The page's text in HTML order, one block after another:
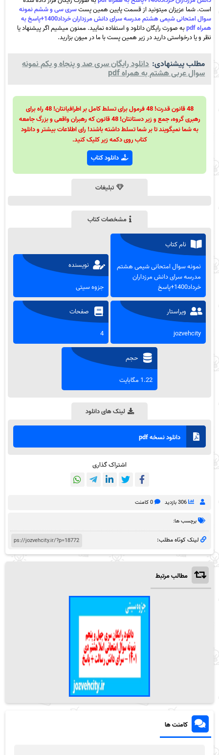
است. شما عزیزان میتونید از قسمت پایین همین پستسری سی و ششم نمونه
سوال امتحانی شیمی هشتم مدرسه سرای دانش مرزداران خرداد1400+پاسخ به
همراه pdf
به صورت رایگان دانلود و استفاده نمایید. ممنون میشیم اگر پیشنهاد یا
نظر و یا درخواستی دارید در زیر همین پست با ما در میون بزارید.
مطلب پیشنهادی: دانلود رایگان سری صد و پنجاه و یکم نمونه
سوال عربی هشتم به همراه pdf
48 قانون قدرت! 48 فرمول برای تسلط کامل بر اطرافیانتان! 48 راه برای
رهبری گروه، جمع و زیر دستانتان! 48 قانون که رهبران واقعی و بزرگ جامعه
به شما نمیگویند تا بر شما تسلط داشته باشند! رای اطلاعات بیشتر و دانلود
کتاب روی دکمه زیر کلیک کنید.
دانلود کتاب
تبلیغات
مشخصات کتاب
نام کتاب
نمونه سوال امتحانی شیمی هشتم
مدرسه سرای دانش مرزداران
خرداد1400+پاسخ
نویسنده
جزوه سیتی
ویراستار
jozvehcity
صفحات
4
حجم
1.22 مگابایت
لینک های دانلود
دانلود نسخه pdf
اشتراک گذاری
306 بازدید 0 کامنت
برچسب ها:
لینک کوتاه مطلب:
مطالب مرتبط
کامنت ها